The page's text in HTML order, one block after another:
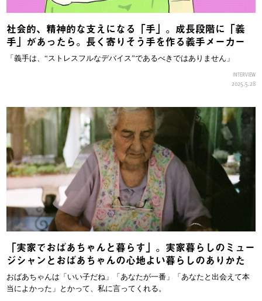
社会的、精神的な支えになる「手」。成長段階に「義
手」があったら。長く寄りそう手を作る義手メーカー
「義手は、“ストレスフルなデバイス”であるべきではありません」
INTERVIEW
2025.5.28
「実家でおばあちゃんと暮らす」。実家暮らしのミュー
ジシャンとおばあちゃんの心地よい暮らしのありかた
おばあちゃんは「いい子だね」「あなたが一番」「あなたと出会えて本
当によかった」とかって、私に言ってくれる。